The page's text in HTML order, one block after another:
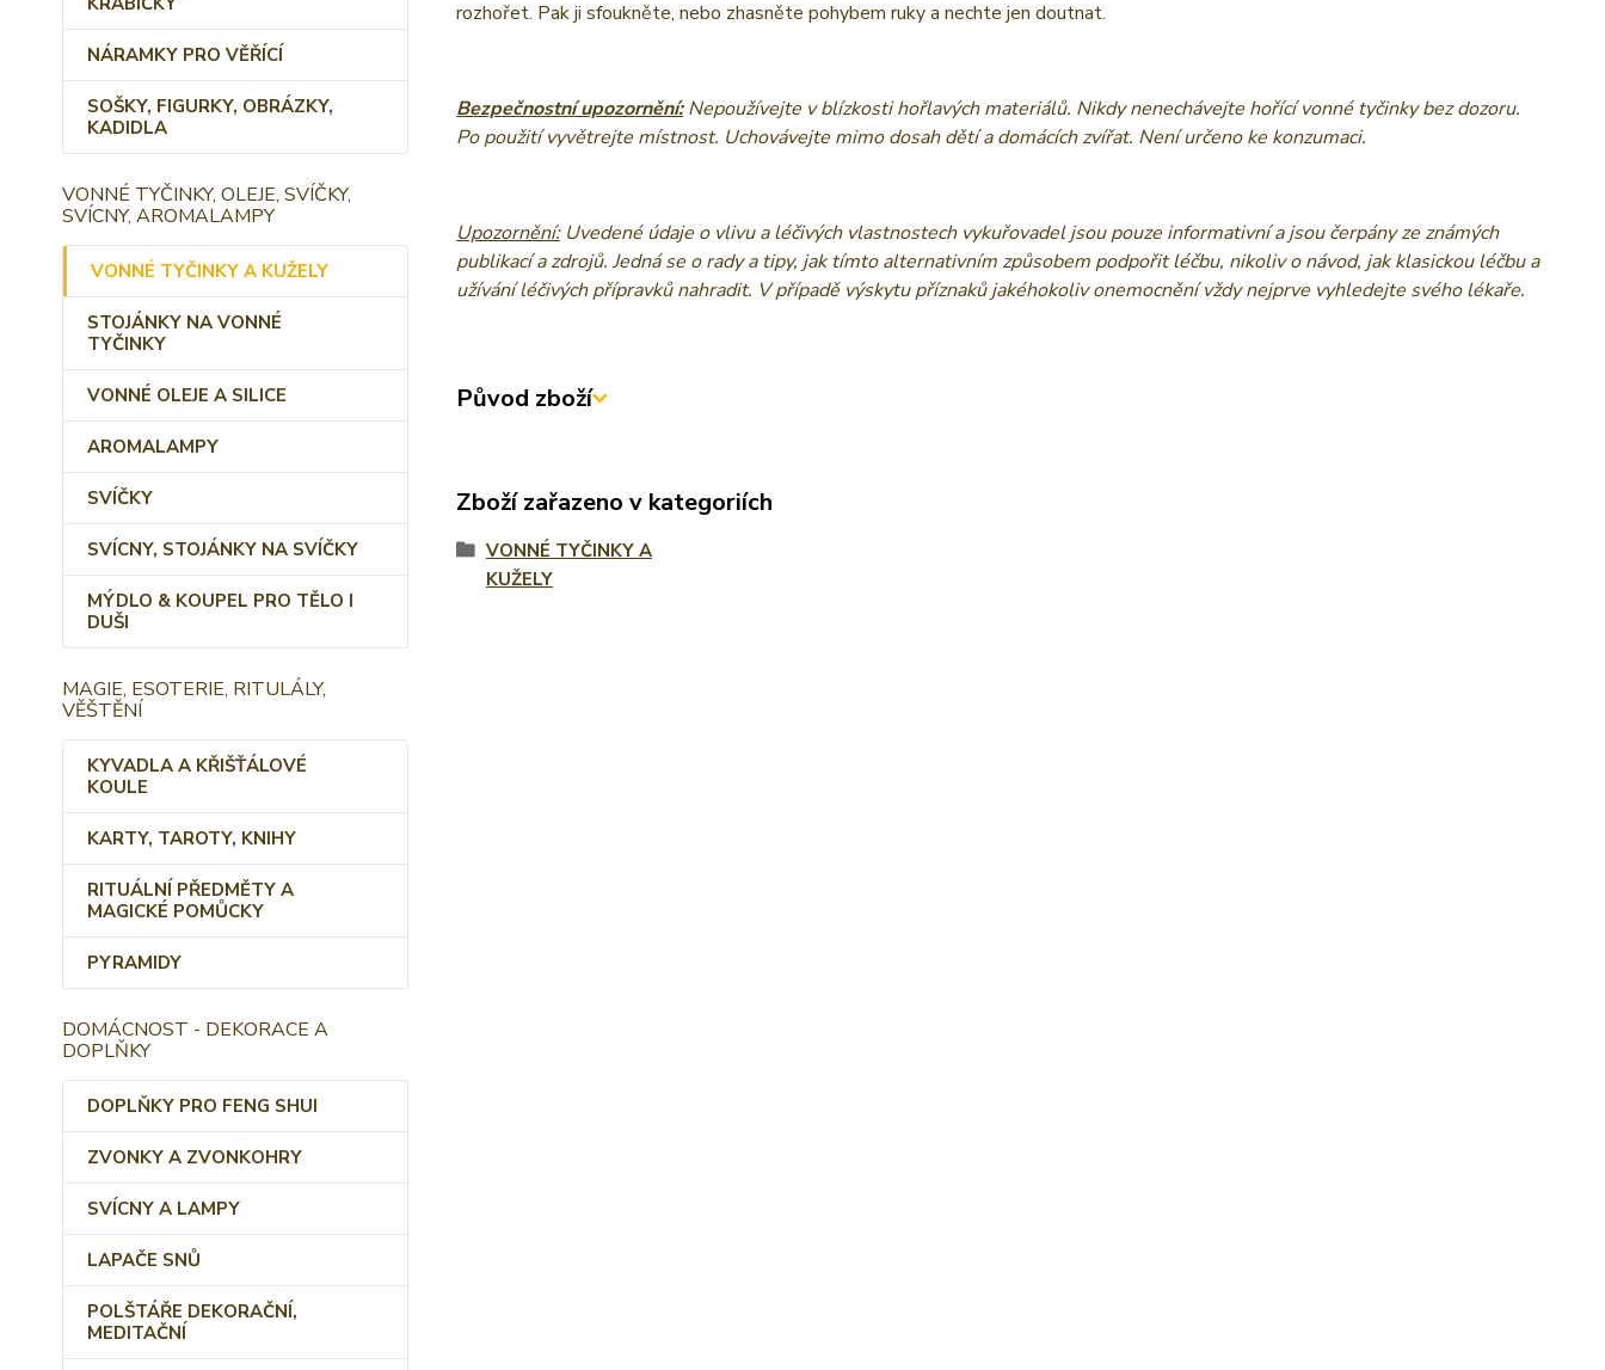
NÁRAMKY PRO VĚŘÍCÍ
SOŠKY, FIGURKY, OBRÁZKY,
KADIDLA
VONNÉ TYČINKY, OLEJE, SVÍČKY,
SVÍCNY, AROMALAMPY
VONNÉ TYČINKY A KUŽELY
STOJÁNKY NA VONNÉ
TYČINKY
VONNÉ OLEJE A SILICE
AROMALAMPY
SVÍČKY
SVÍCNY, STOJÁNKY NA SVÍČKY
MÝDLO & KOUPEL PRO TĚLO I
DUŠI
MAGIE, ESOTERIE, RITULÁLY,
VĚŠTĚNÍ
KYVADLA A KŘIŠŤÁLOVÉ
KOULE
KARTY, TAROTY, KNIHY
RITUÁLNÍ PŘEDMĚTY A
MAGICKÉ POMŮCKY
PYRAMIDY
DOMÁCNOST - DEKORACE A
DOPLŇKY
DOPLŇKY PRO FENG SHUI
ZVONKY A ZVONKOHRY
SVÍCNY A LAMPY
LAPAČE SNŮ
POLŠTÁŘE DEKORAČNÍ,
MEDITAČNÍ
rozhořet. Pak ji sfoukněte, nebo zhasněte pohybem ruky a nechte jen doutnat.
Bezpečnostní upozornění:Nepoužívejte v blízkosti hořlavých materiálů. Nikdy nenechávejte hořící vonné tyčinky bez dozoru.
Po použití vyvětrejte místnost. Uchovávejte mimo dosah dětí a domácích zvířat. Není určeno ke konzumaci.
Upozornění:Uvedené údaje o vlivu a léčivých vlastnostech vykuřovadel jsou pouze informativní a jsou čerpány ze známých
publikací a zdrojů. Jedná se o rady a tipy, jak tímto alternativním způsobem podpořit léčbu, nikoliv o návod, jak klasickou léčbu a
užívání léčivých přípravků nahradit. V případě výskytu příznaků jakéhokoliv onemocnění vždy nejprve vyhledejte svého lékaře.
Původ zboží
Zboží zařazeno v kategoriích
VONNÉ TYČINKY A
KUŽELY